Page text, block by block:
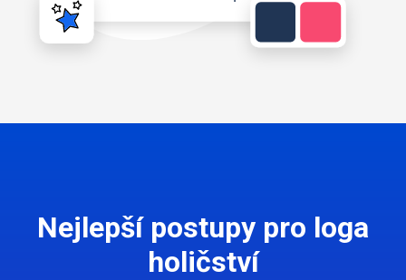
Nejlepší postupy pro loga
holičství